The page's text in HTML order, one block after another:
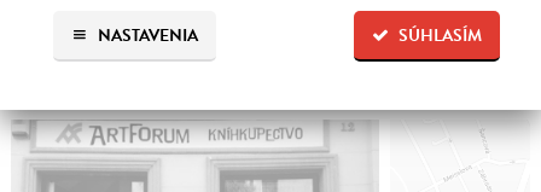
SÚHLASÍM
NASTAVENIA
Pezinské kníhkupectvo